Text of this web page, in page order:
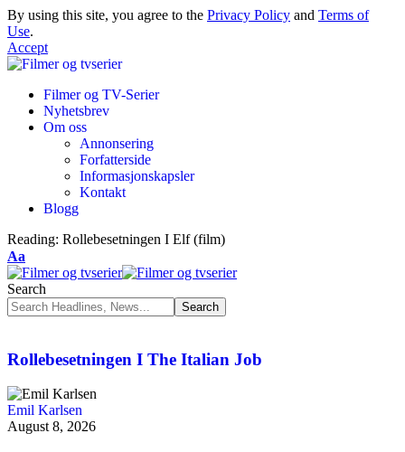
By using this site, you agree to the Privacy Policy and Terms of
Use.
Accept
Filmer og TV-Serier
Nyhetsbrev
Om oss
Annonsering
Forfatterside
Informasjonskapsler
Kontakt
Blogg
Reading: Rollebesetningen I Elf (film)
Aa
Search
Rollebesetningen I The Italian Job
Emil Karlsen
August 8, 2026